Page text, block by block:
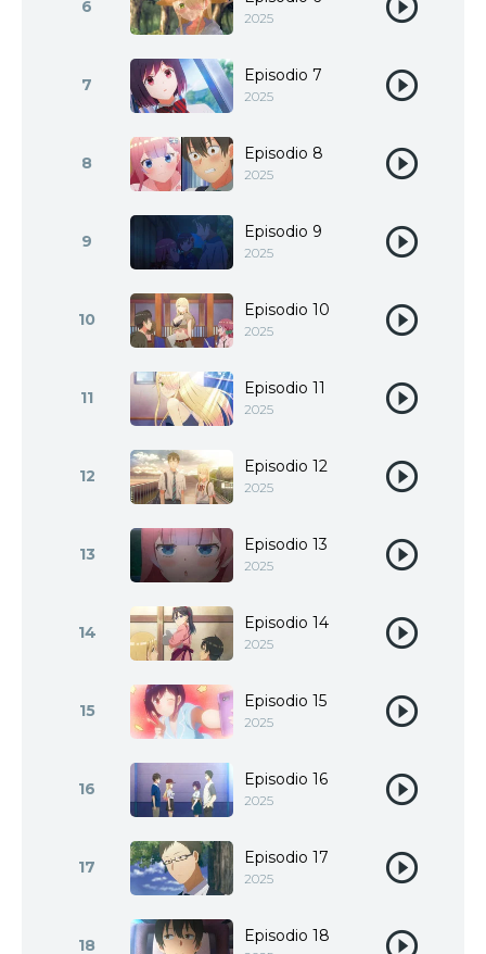
6
2025
7 Episodio 7
2025
8 Episodio 8
2025
9 Episodio 9
2025
10 Episodio 10
2025
11 Episodio 11
2025
12 Episodio 12
2025
13 Episodio 13
2025
14 Episodio 14
2025
15 Episodio 15
2025
16 Episodio 16
2025
17 Episodio 17
2025
18 Episodio 18